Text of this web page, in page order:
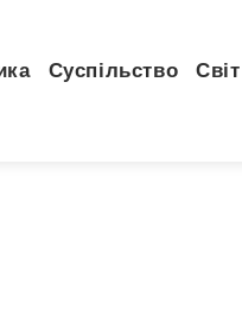
Суспільство Світ